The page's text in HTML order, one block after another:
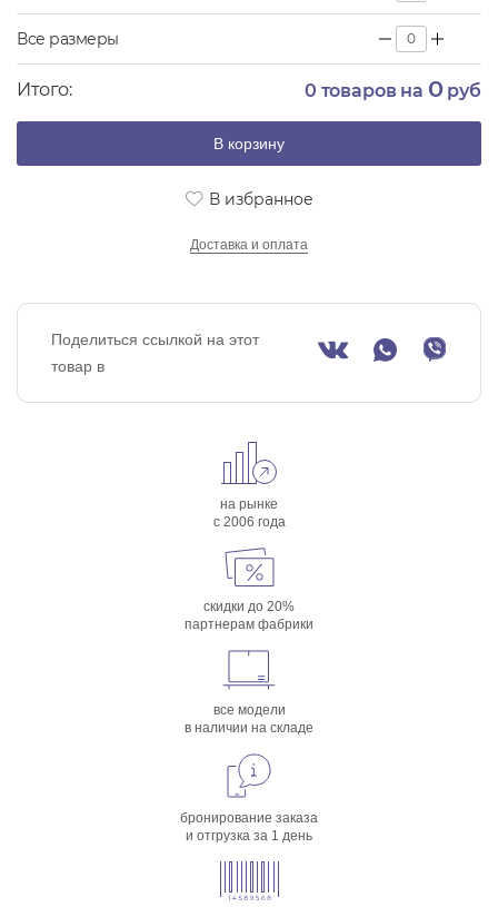
Все размеры
Итого: 0 товаров на 0руб
В корзину
В избранное
Доставка и оплата
Поделиться ссылкой на этот
товар в
на рынке
с 2006 года
скидки до 20%
партнерам фабрики
все модели
в наличии на складе
бронирование заказа
и отгрузка за 1 день